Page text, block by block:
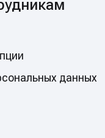
данных